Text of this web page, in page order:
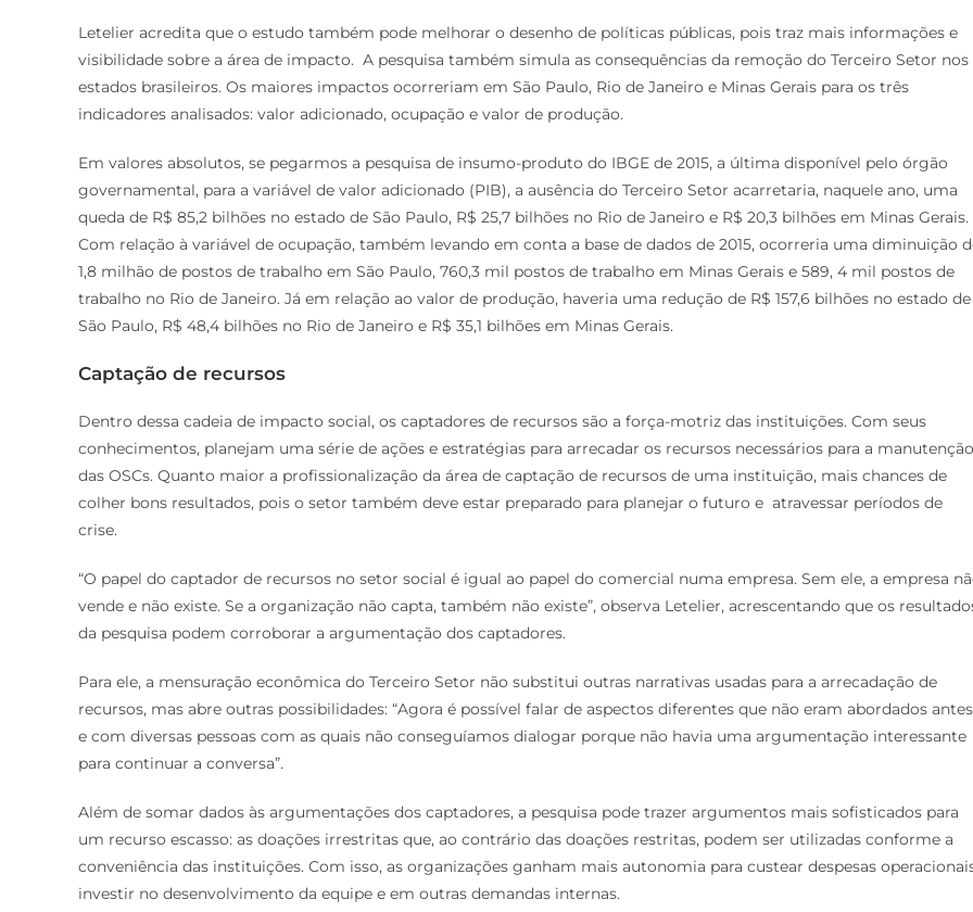
Letelier acredita que o estudo também pode melhorar o desenho de políticas públicas, pois traz mais informações e
visibilidade sobre a área de impacto. A pesquisa também simula as consequências da remoção do Terceiro Setor nos
estados brasileiros. Os maiores impactos ocorreriam em São Paulo, Rio de Janeiro e Minas Gerais para os três
indicadores analisados: valor adicionado, ocupação e valor de produção.
Em valores absolutos, se pegarmos a pesquisa de insumo-produto do IBGE de 2015, a última disponível pelo órgão
governamental, para a variável de valor adicionado (PIB), a ausência do Terceiro Setor acarretaria, naquele ano, uma
queda de R$ 85,2 bilhões no estado de São Paulo, R$ 25,7 bilhões no Rio de Janeiro e R$ 20,3 bilhões em Minas Gerais.
Com relação à variável de ocupação, também levando em conta a base de dados de 2015, ocorreria uma diminuição
1,8 milhão de postos de trabalho em São Paulo, 760,3 mil postos de trabalho em Minas Gerais e 589, 4 mil postos de
trabalho no Rio de Janeiro. Já em relação ao valor de produção, haveria uma redução de R$ 157,6 bilhões no estado de
São Paulo, R$ 48,4 bilhões no Rio de Janeiro e R$ 35,1 bilhões em Minas Gerais.
Captação de recursos
Dentro dessa cadeia de impacto social, os captadores de recursos são a força-motriz das instituições. Com seus
conhecimentos, planejam uma série de ações e estratégias para arrecadar os recursos necessários para a manutenção
das OSCs. Quanto maior a profissionalização da área de captação de recursos de uma instituição, mais chances de
colher bons resultados, pois o setor também deve estar preparado para planejar o futuro e atravessar períodos de
crise.
“O papel do captador de recursos no setor social é igual ao papel do comercial numa empresa. Sem ele, a empresa
vende e não existe. Se a organização não capta, também não existe”, observa Letelier, acrescentando que os
da pesquisa podem corroborar a argumentação dos captadores.
Para ele, a mensuração econômica do Terceiro Setor não substitui outras narrativas usadas para a arrecadação de
recursos, mas abre outras possibilidades: “Agora é possível falar de aspectos diferentes que não eram abordados antes
e com diversas pessoas com as quais não conseguíamos dialogar porque não havia uma argumentação interessante
para continuar a conversa”.
Além de somar dados às argumentações dos captadores, a pesquisa pode trazer argumentos mais sofisticados para
um recurso escasso: as doações irrestritas que, ao contrário das doações restritas, podem ser utilizadas conforme a
conveniência das instituições. Com isso, as organizações ganham mais autonomia para custear despesas
investir no desenvolvimento da equipe e em outras demandas internas.